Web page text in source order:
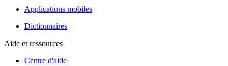
Applications mobiles
Dictionnaires
Aide et ressources
Centre d'aide